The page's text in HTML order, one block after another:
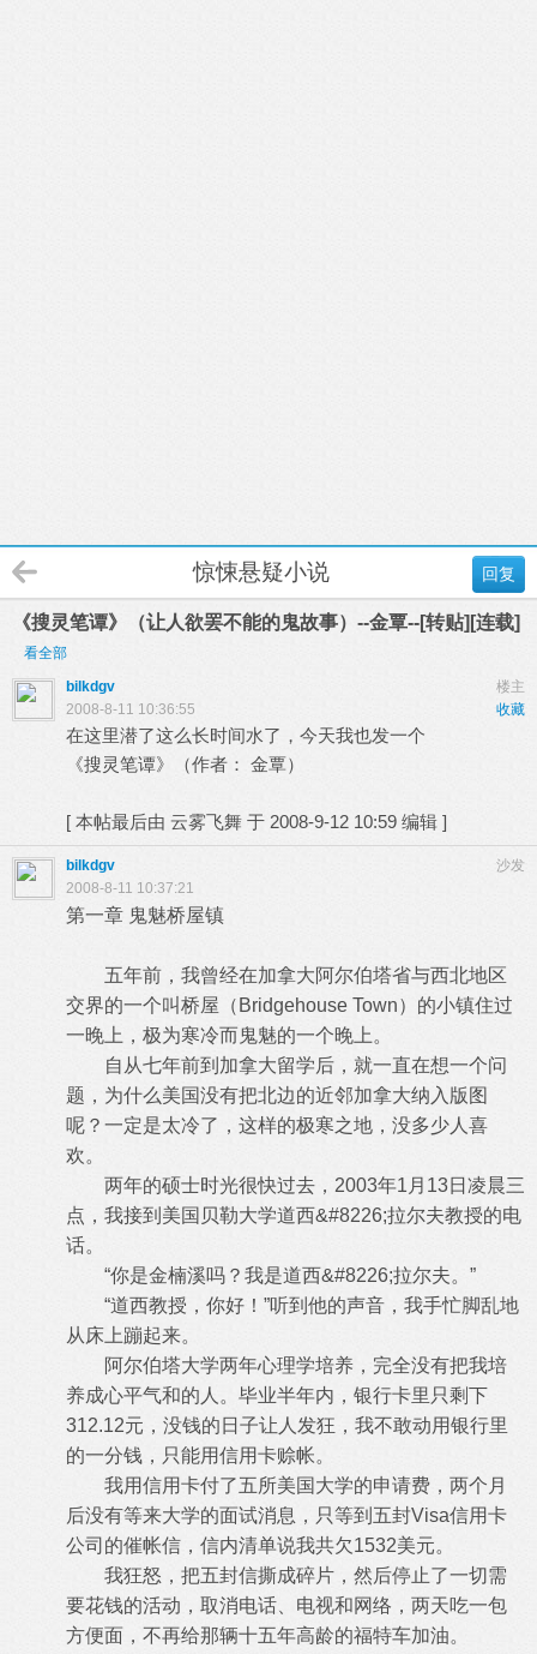
回复
惊悚悬疑小说
《搜灵笔谭》（让人欲罢不能的鬼故事）--金覃--[转贴][连载]
看全部
楼主
bilkdgv
收藏
2008-8-11 10:36:55
在这里潜了这么长时间水了，今天我也发一个
《搜灵笔谭》（作者： 金覃）
[ 本帖最后由 云雾飞舞 于 2008-9-12 10:59 编辑 ]
沙发
bilkdgv
2008-8-11 10:37:21
第一章 鬼魅桥屋镇
五年前，我曾经在加拿大阿尔伯塔省与西北地区
交界的一个叫桥屋（Bridgehouse Town）的小镇住过
一晚上，极为寒冷而鬼魅的一个晚上。
自从七年前到加拿大留学后，就一直在想一个问
题，为什么美国没有把北边的近邻加拿大纳入版图
呢？一定是太冷了，这样的极寒之地，没多少人喜
欢。
两年的硕士时光很快过去，2003年1月13日凌晨三
点，我接到美国贝勒大学道西&#8226;拉尔夫教授的电
话。
“你是金楠溪吗？我是道西&#8226;拉尔夫。”
“道西教授，你好！”听到他的声音，我手忙脚乱地
从床上蹦起来。
阿尔伯塔大学两年心理学培养，完全没有把我培
养成心平气和的人。毕业半年内，银行卡里只剩下
312.12元，没钱的日子让人发狂，我不敢动用银行里
的一分钱，只能用信用卡赊帐。
我用信用卡付了五所美国大学的申请费，两个月
后没有等来大学的面试消息，只等到五封Visa信用卡
公司的催帐信，信内清单说我共欠1532美元。
我狂怒，把五封信撕成碎片，然后停止了一切需
要花钱的活动，取消电话、电视和网络，两天吃一包
方便面，不再给那辆十五年高龄的福特车加油。